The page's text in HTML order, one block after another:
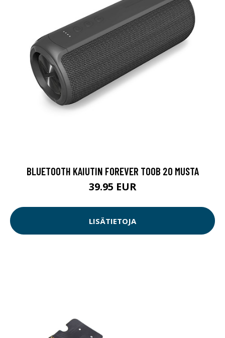
BLUETOOTH KAIUTIN FOREVER TOOB 20 MUSTA
39.95 EUR
LISÄTIETOJA